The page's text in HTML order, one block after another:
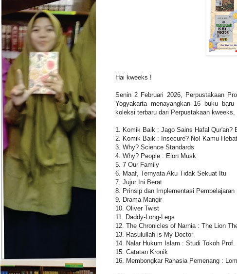
Hai kweeks !
Senin 2 Februari 2026, Perpustakaan
Yogyakarta menayangkan 16 buku
koleksi terbaru dari Perpustakaan
1. Komik Baik : Jago Sains Hafal Qur'an?
2. Komik Baik : Insecure? No! Kamu
3. Why? Science Standards
4. Why? People : Elon Musk
5. 7 Our Family
6. Maaf, Ternyata Aku Tidak Sekuat Itu
7. Jujur Ini Berat
8. Prinsip dan Implementasi Pembelajaran
9. Drama Mangir
10. Oliver Twist
11. Daddy-Long-Legs
12. The Chronicles of Narnia : The Lion
13. Rasulullah is My Doctor
14. Nalar Hukum Islam : Studi Tokoh Prof.
15. Catatan Kronik
16. Membongkar Rahasia Pemenang :